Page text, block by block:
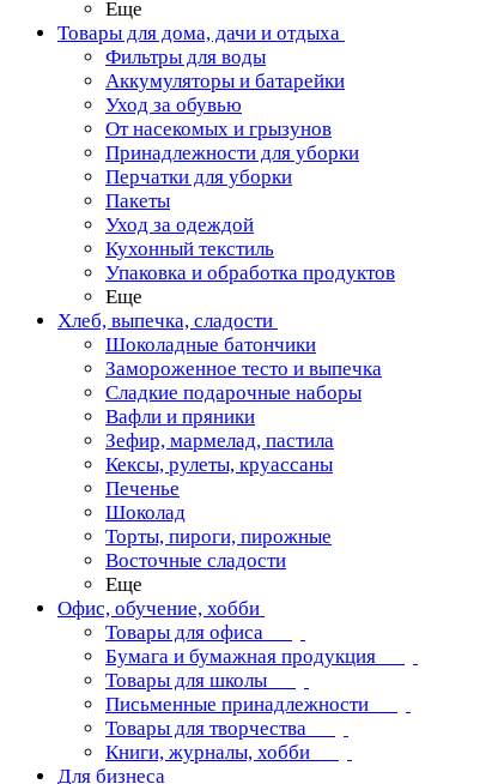
Еще
Товары для дома, дачи и отдыха
Фильтры для воды
Аккумуляторы и батарейки
Уход за обувью
От насекомых и грызунов
Принадлежности для уборки
Перчатки для уборки
Пакеты
Уход за одеждой
Кухонный текстиль
Упаковка и обработка продуктов
Еще
Хлеб, выпечка, сладости
Шоколадные батончики
Замороженное тесто и выпечка
Сладкие подарочные наборы
Вафли и пряники
Зефир, мармелад, пастила
Кексы, рулеты, круассаны
Печенье
Шоколад
Торты, пироги, пирожные
Восточные сладости
Еще
Офис, обучение, хобби
Товары для офиса
Бумага и бумажная продукция
Товары для школы
Письменные принадлежности
Товары для творчества
Книги, журналы, хобби
Для бизнеса